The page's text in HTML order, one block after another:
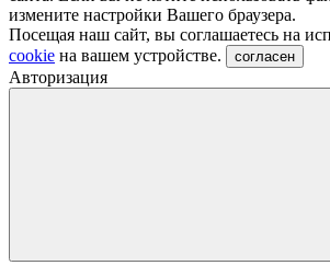
измените настройки Вашего браузера.
Посещая наш сайт, вы соглашаетесь на
cookie на вашем устройстве. согласен
Авторизация